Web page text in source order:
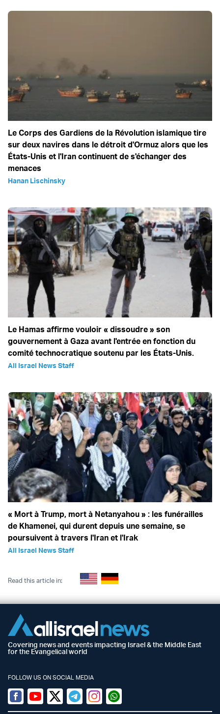
Le Corps des Gardiens de la Révolution islamique tire
sur deux navires dans le détroit d'Ormuz alors que les
États-Unis et l'Iran continuent de s'échanger des
menaces
Hanan Lischinsky
Le Hamas affirme vouloir « dissoudre » son
gouvernement à Gaza avant l'entrée en fonction du
comité technocratique soutenu par les États-Unis.
All Israel News Staff
« Mort à Trump, mort à Netanyahou » : les funérailles
de Khamenei, qui durent depuis une semaine, se
poursuivent à travers l'Iran et l'Irak
All Israel News Staff
Read this article in:
Covering news and events impacting Israel & the Middle East
for the Evangelical world
FOLLOW US ON SOCIAL MEDIA
Facebook
YoutubeTwitter (X)
TelegramInstagramWhatsapp